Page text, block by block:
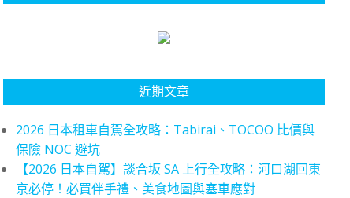
近期文章
2026 日本租車自駕全攻略：Tabirai、TOCOO 比價與
保險 NOC 避坑
【2026 日本自駕】談合坂 SA 上行全攻略：河口湖回東
京必停！必買伴手禮、美食地圖與塞車應對